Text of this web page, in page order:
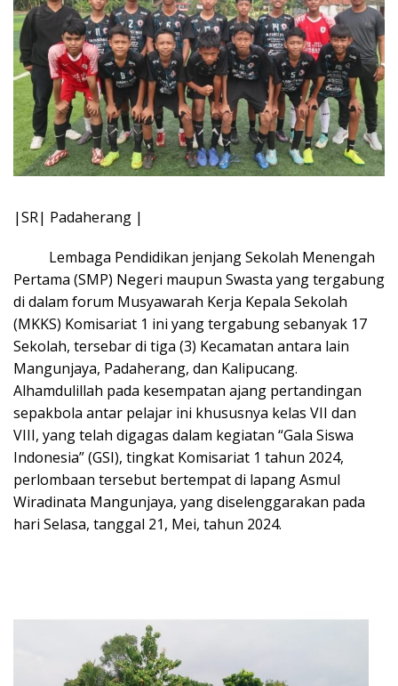
|SR| Padaherang |
Lembaga Pendidikan jenjang Sekolah Menengah
Pertama (SMP) Negeri maupun Swasta yang tergabung
di dalam forum Musyawarah Kerja Kepala Sekolah
(MKKS) Komisariat 1 ini yang tergabung sebanyak 17
Sekolah, tersebar di tiga (3) Kecamatan antara lain
Mangunjaya, Padaherang, dan Kalipucang.
Alhamdulillah pada kesempatan ajang pertandingan
sepakbola antar pelajar ini khususnya kelas VII dan
VIII, yang telah digagas dalam kegiatan “Gala Siswa
Indonesia” (GSI), tingkat Komisariat 1 tahun 2024,
perlombaan tersebut bertempat di lapang Asmul
Wiradinata Mangunjaya, yang diselenggarakan pada
hari Selasa, tanggal 21, Mei, tahun 2024.